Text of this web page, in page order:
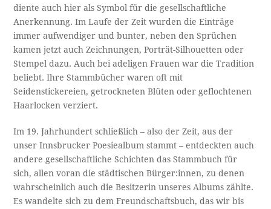
diente auch hier als Symbol für die gesellschaftliche
Anerkennung. Im Laufe der Zeit wurden die Einträge
immer aufwendiger und bunter, neben den Sprüchen
kamen jetzt auch Zeichnungen, Porträt-Silhouetten oder
Stempel dazu. Auch bei adeligen Frauen war die Tradition
beliebt. Ihre Stammbücher waren oft mit
Seidenstickereien, getrockneten Blüten oder geflochtenen
Haarlocken verziert.
Im 19. Jahrhundert schließlich – also der Zeit, aus der
unser Innsbrucker Poesiealbum stammt – entdeckten auch
andere gesellschaftliche Schichten das Stammbuch für
sich, allen voran die städtischen Bürger:innen, zu denen
wahrscheinlich auch die Besitzerin unseres Albums zählte.
Es wandelte sich zu dem Freundschaftsbuch, das wir bis